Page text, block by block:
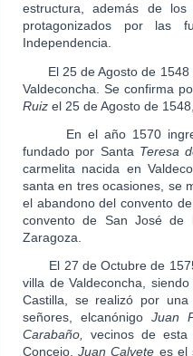
estructura, además de
protagonizados por las
Independencia.
El 25 de Agosto de 1548
Valdeconcha. Se confirma
Ruiz el 25 de Agosto de
En el año 1570 ingresa
fundado por Santa Teresa
carmelita nacida en
santa en tres ocasiones, se
el abandono del convento
convento de San José de
Zaragoza.
El 27 de Octubre de 1575
villa de Valdeconcha,
Castilla, se realizó por
señores, elcanónigoJuan
Carabaño
vecinos de
Concejo.Juan Calvete es el